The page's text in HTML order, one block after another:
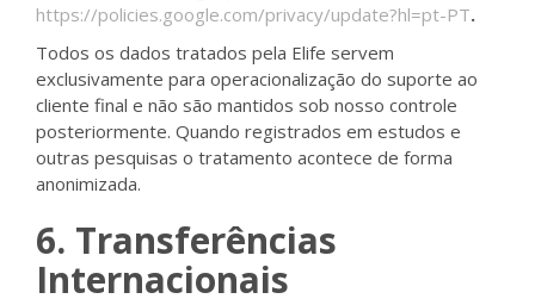
https://policies.google.com/privacy/update?hl=pt-PT.
Todos os dados tratados pela Elife servem
exclusivamente para operacionalização do suporte ao
cliente final e não são mantidos sob nosso controle
posteriormente. Quando registrados em estudos e
outras pesquisas o tratamento acontece de forma
anonimizada.
6. Transferências
Internacionais